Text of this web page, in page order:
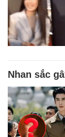
Nhan sắc